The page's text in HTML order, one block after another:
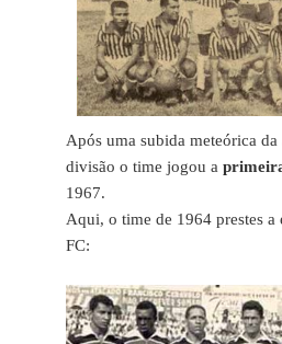
Após uma subida meteórica da
divisão o time jogou a
1967.
Aqui, o time de 1964 prestes a
FC: